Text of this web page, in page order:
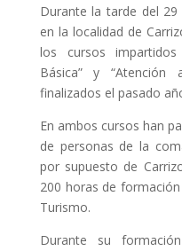
Durante la tarde del
en la localidad de
los cursos
Básica” y “Atención
finalizados el pasado
En ambos cursos han
de personas de la
por supuesto de
200 horas de
Turismo.
Durante su